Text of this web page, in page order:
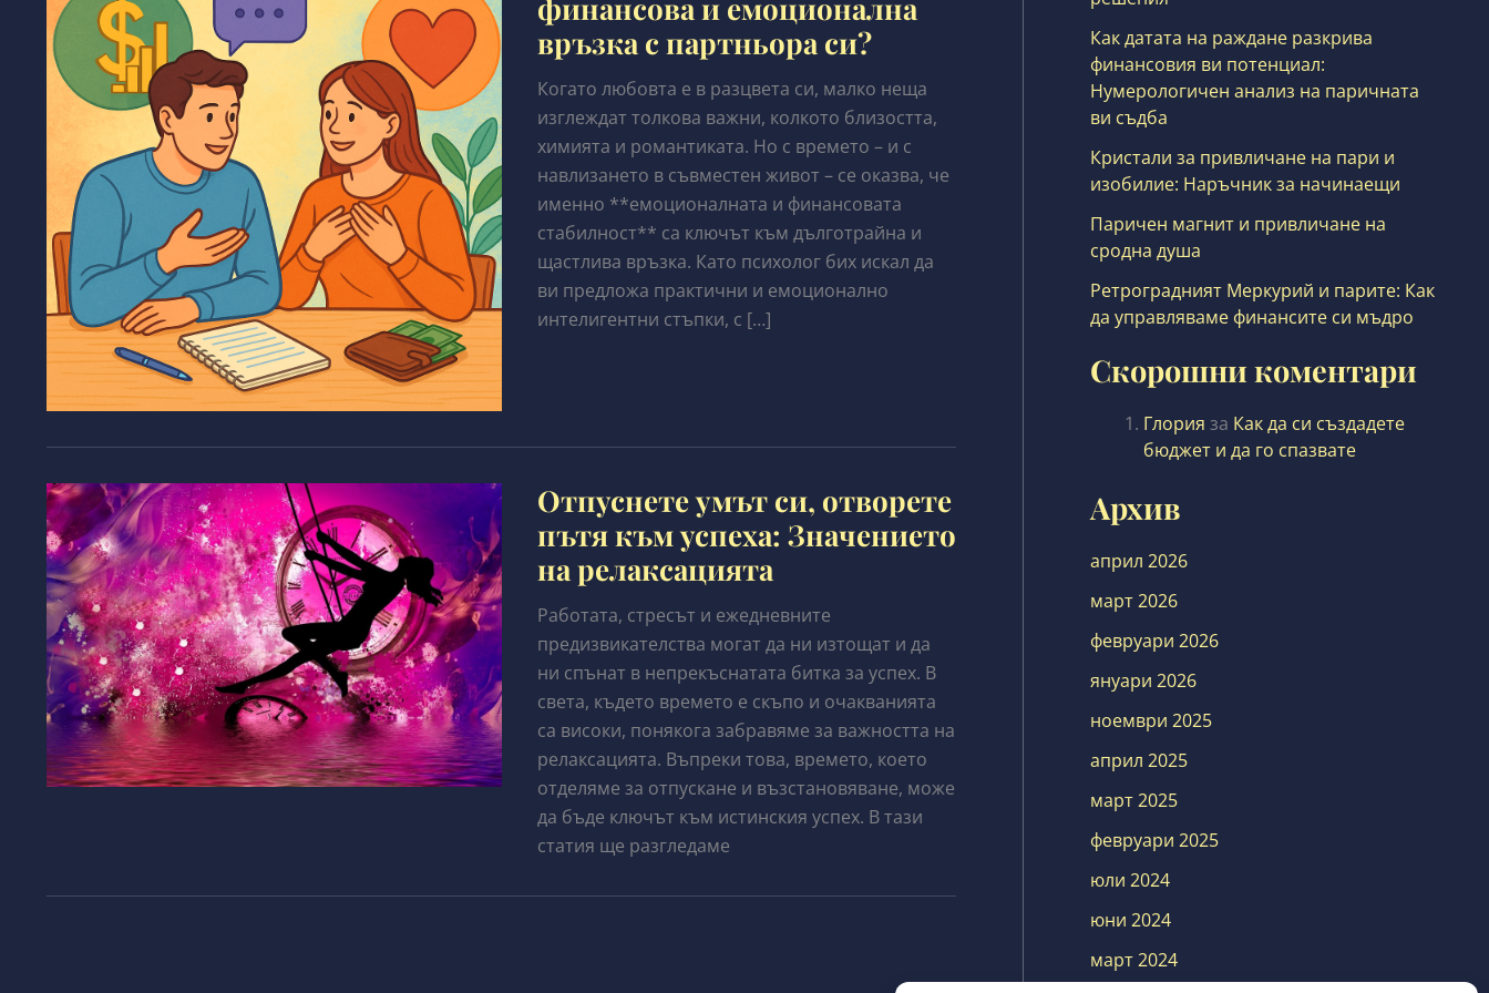
финансова и емоционална
връзка с партньора си?
Когато любовта е в разцвета си, малко неща
изглеждат толкова важни, колкото близостта,
химията и романтиката. Но с времето – и с
навлизането в съвместен живот – се оказва, че
именно **емоционалната и финансовата
стабилност** са ключът към дълготрайна и
щастлива връзка. Като психолог бих искал да
ви предложа практични и емоционално
интелигентни стъпки, с […]
Отпуснете умът си, отворете
пътя към успеха: Значението
на релаксацията
Работата, стресът и ежедневните
предизвикателства могат да ни изтощат и да
ни спънат в непрекъснатата битка за успех. В
света, където времето е скъпо и очакванията
са високи, понякога забравяме за важността на
релаксацията. Въпреки това, времето, което
отделяме за отпускане и възстановяване, може
да бъде ключът към истинския успех. В тази
статия ще разгледаме
Как датата на раждане разкрива
финансовия ви потенциал:
Нумерологичен анализ на паричната
ви съдба
Кристали за привличане на пари и
изобилие: Наръчник за начинаещи
Паричен магнит и привличане на
сродна душа
Ретроградният Меркурий и парите: Как
да управляваме финансите си мъдро
Скорошни коментари
Глория за Как да си създадете
бюджет и да го спазвате
Архив
април 2026
март 2026
февруари 2026
януари 2026
ноември 2025
април 2025
март 2025
февруари 2025
юли 2024
юни 2024
март 2024